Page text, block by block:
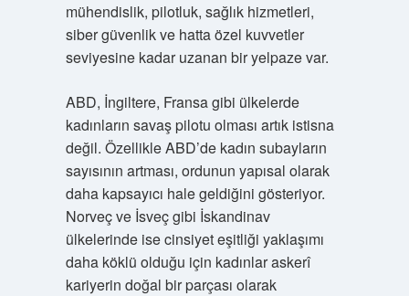
mühendislik, pilotluk, sağlık hizmetleri,
siber güvenlik ve hatta özel kuvvetler
seviyesine kadar uzanan bir yelpaze var.
ABD, İngiltere, Fransa gibi ülkelerde
kadınların savaş pilotu olması artık istisna
değil. Özellikle ABD’de kadın subayların
sayısının artması, ordunun yapısal olarak
daha kapsayıcı hale geldiğini gösteriyor.
Norveç ve İsveç gibi İskandinav
ülkelerinde ise cinsiyet eşitliği yaklaşımı
daha köklü olduğu için kadınlar askerî
kariyerin doğal bir parçası olarak